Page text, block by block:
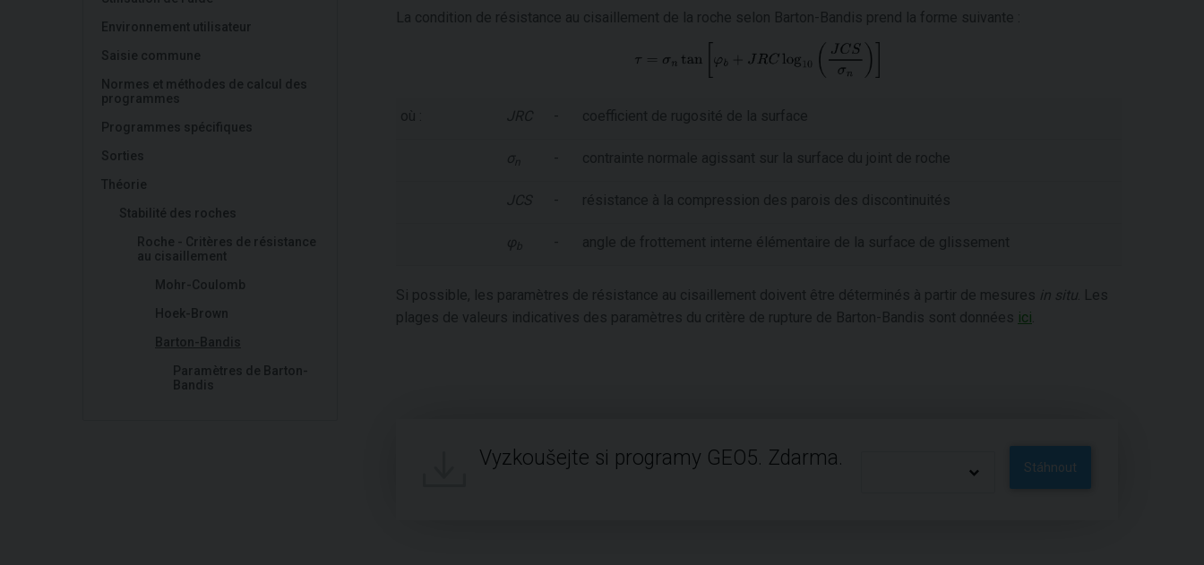
Environnement utilisateur
Saisie commune
Normes et méthodes de calcul des
programmes
Programmes spécifiques
Sorties
Théorie
Stabilité des roches
Roche - Critères de résistance
au cisaillement
Mohr-Coulomb
Hoek-Brown
Barton-Bandis
Paramètres de Barton-
Bandis
La condition de résistance au cisaillement de la roche selon Barton-Bandis prend la forme suivante :
où : JRC - coefficient de rugosité de la surface
σn - contrainte normale agissant sur la surface du joint de roche
JCS - résistance à la compression des parois des discontinuités
φ b - angle de frottement interne élémentaire de la surface de glissement
Si possible, les paramètres de résistance au cisaillement doivent être déterminés à partir de mesures in situ . Les
plages de valeurs indicatives des paramètres du critère de rupture de Barton-Bandis sont données ici
Vyzkoušejte si programy GEO5. Zdarma. Stáhnout